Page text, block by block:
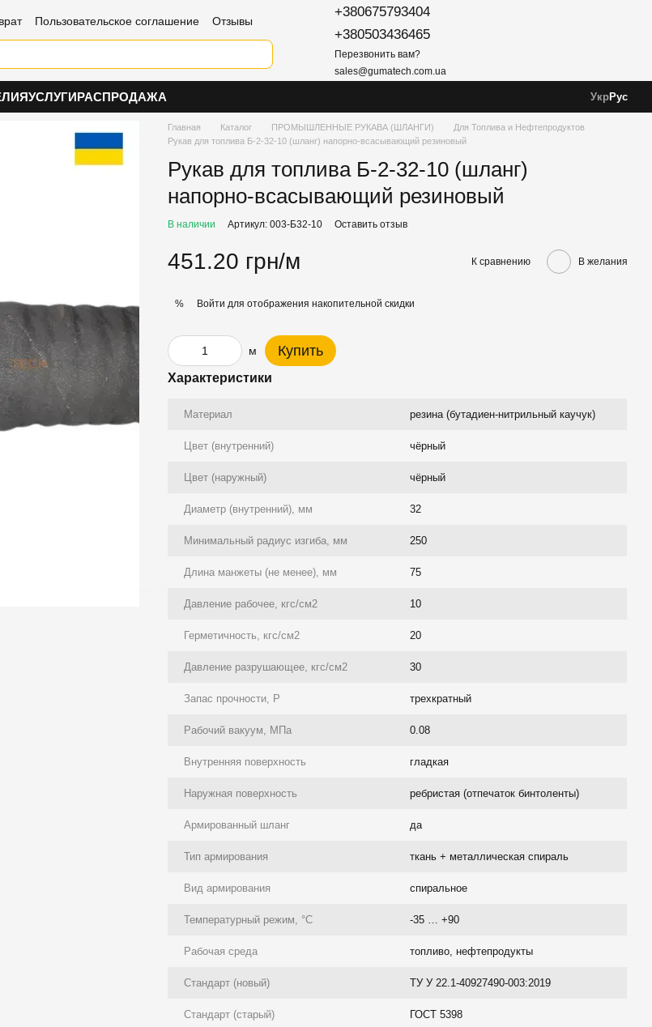
Пользовательское соглашение
Отзывы
+380675793404
+380503436465
Перезвонить вам?
sales@gumatech.com.ua
УСЛУГИРАСПРОДАЖА УкрРус
Главная Каталог ПРОМЫШЛЕННЫЕ РУКАВА (ШЛАНГИ)
Для Топлива и Нефтепродуктов
Рукав для топлива Б-2-32-10 (шланг) напорно-всасывающий резиновый
Рукав для топлива Б-2-32-10 (шланг)
напорно-всасывающий резиновый
В наличии Артикул: 003-Б32-10 Оставить отзыв
451.20 грн/м К сравнению В желания
% Войти для отображения накопительной скидки
м Купить
Характеристики
Материал резина (бутадиен-нитрильный каучук)
Цвет (внутренний) чёрный
Цвет (наружный) чёрный
Диаметр (внутренний), мм 32
Минимальный радиус изгиба, мм 250
Длина манжеты (не менее), мм 75
Давление рабочее, кгс/см2 10
Герметичность, кгс/см2 20
Давление разрушающее, кгс/см2 30
Запас прочности, P трехкратный
Рабочий вакуум, МПа 0.08
Внутренняя поверхность гладкая
Наружная поверхность ребристая (отпечаток бинтоленты)
Армированный шланг да
Тип армирования ткань + металлическая спираль
Вид армирования спиральное
Температурный режим, °C -35 … +90
Рабочая среда топливо, нефтепродукты
Стандарт (новый) ТУ У 22.1-40927490-003:2019
Стандарт (старый) ГОСТ 5398